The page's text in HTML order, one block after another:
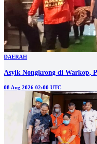
DAERAH
Asyik Nongkrong di Warkop,
08 Aug 2026 02:00 UTC